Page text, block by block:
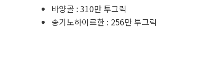
바양골 : 310만 투그릭
송기노하이르한 : 256만 투그릭